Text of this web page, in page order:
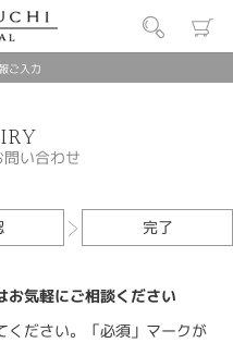
ご入力
い合わせ
完了
お気軽にご相談ください
ください。「必須」マークが